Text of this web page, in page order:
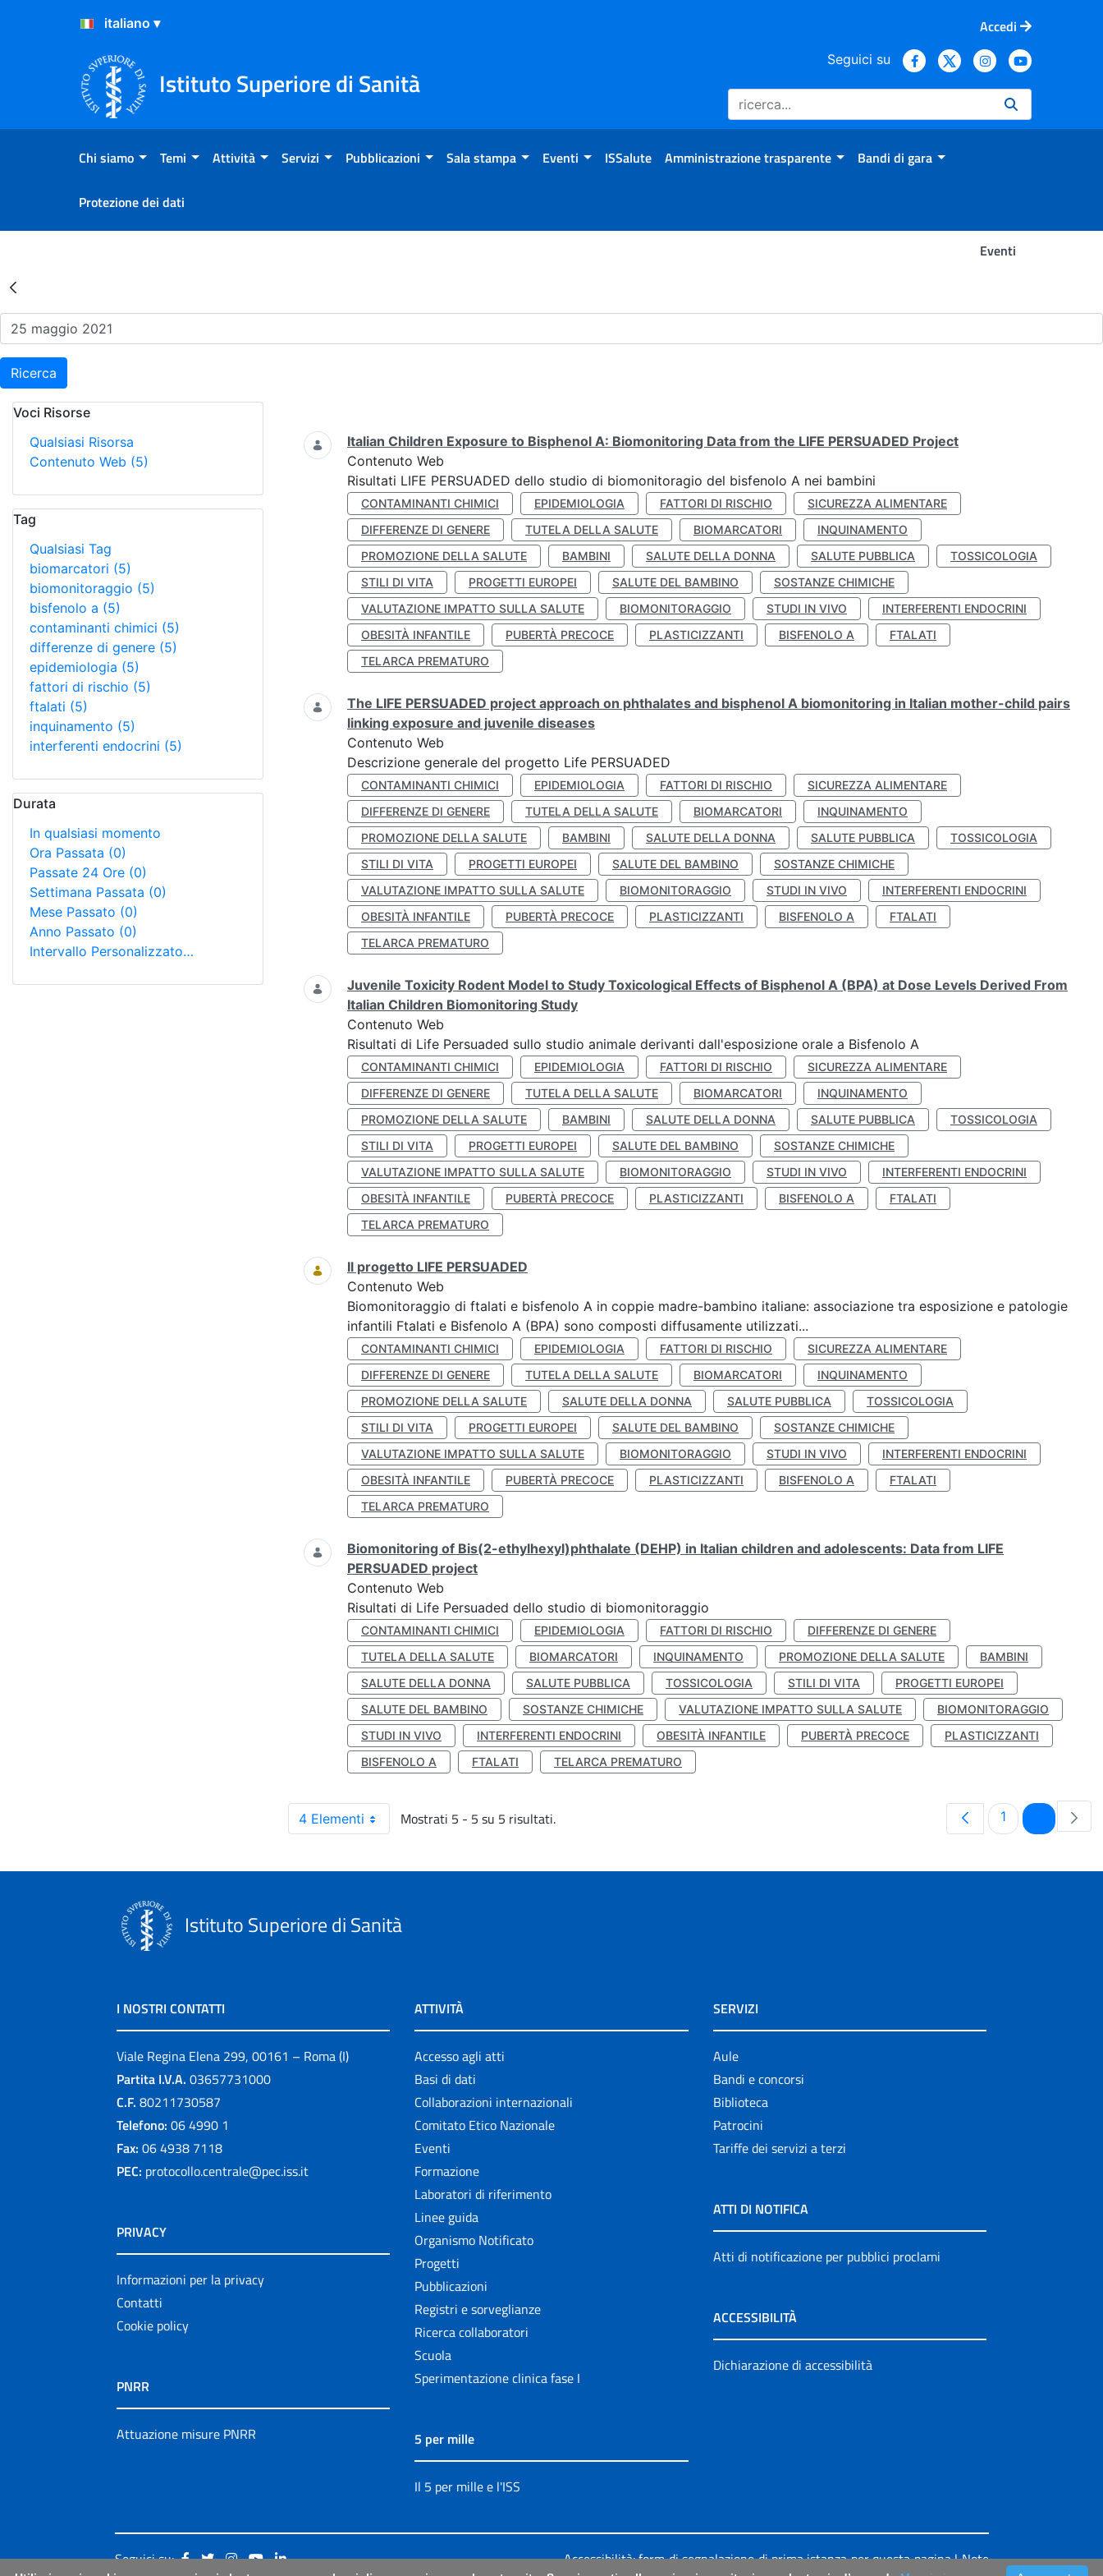
Salta al Contenuto
Salta al Footer
Accedi
Istituto Superiore di Sanità
Seguici su
Chi siamo Temi Attività Servizi Pubblicazioni Sala stampa Eventi ISSalute Amministrazione trasparente Bandi di gara
Protezione dei dati
Eventi
Risultati della Ricerca - Eventi
Ricerca
Voci Risorse
Qualsiasi Risorsa
Contenuto Web (5)
Tag
Qualsiasi Tag
biomarcatori (5)
biomonitoraggio (5)
bisfenolo a (5)
contaminanti chimici (5)
differenze di genere (5)
epidemiologia (5)
fattori di rischio (5)
ftalati (5)
inquinamento (5)
interferenti endocrini (5)
Durata
In qualsiasi momento
Ora Passata (0)
Passate 24 Ore (0)
Settimana Passata (0)
Mese Passato (0)
Anno Passato (0)
Intervallo Personalizzato…
Ricerca
Italian Children Exposure to Bisphenol A: Biomonitoring Data from the LIFE PERSUADED Project
Contenuto Web
Risultati LIFE PERSUADED dello studio di biomonitoragio del bisfenolo A nei bambini
CONTAMINANTI CHIMICI EPIDEMIOLOGIA FATTORI DI RISCHIO
SICUREZZA ALIMENTARE
DIFFERENZE DI GENERE
TUTELA DELLA SALUTE BIOMARCATORI
INQUINAMENTO
PROMOZIONE DELLA SALUTE
BAMBINI SALUTE DELLA DONNA SALUTE PUBBLICA
TOSSICOLOGIA
STILI DI VITA
PROGETTI EUROPEI SALUTE DEL BAMBINO
SOSTANZE CHIMICHE
VALUTAZIONE IMPATTO SULLA SALUTE
BIOMONITORAGGIO STUDI IN VIVO
INTERFERENTI ENDOCRINI
OBESITÀ INFANTILE
PUBERTÀ PRECOCE PLASTICIZZANTI BISFENOLO A
FTALATI
TELARCA PREMATURO
The LIFE PERSUADED project approach on phthalates and bisphenol A biomonitoring in Italian mother-child pairs
linking exposure and juvenile diseases
Contenuto Web
Descrizione generale del progetto Life PERSUADED
CONTAMINANTI CHIMICI EPIDEMIOLOGIA FATTORI DI RISCHIO
SICUREZZA ALIMENTARE
DIFFERENZE DI GENERE
TUTELA DELLA SALUTE BIOMARCATORI
INQUINAMENTO
PROMOZIONE DELLA SALUTE
BAMBINI SALUTE DELLA DONNA SALUTE PUBBLICA
TOSSICOLOGIA
STILI DI VITA
PROGETTI EUROPEI SALUTE DEL BAMBINO
SOSTANZE CHIMICHE
VALUTAZIONE IMPATTO SULLA SALUTE
BIOMONITORAGGIO STUDI IN VIVO
INTERFERENTI ENDOCRINI
OBESITÀ INFANTILE
PUBERTÀ PRECOCE PLASTICIZZANTI BISFENOLO A
FTALATI
TELARCA PREMATURO
Juvenile Toxicity Rodent Model to Study Toxicological Effects of Bisphenol A (BPA) at Dose Levels Derived From
Italian Children Biomonitoring Study
Contenuto Web
Risultati di Life Persuaded sullo studio animale derivanti dall'esposizione orale a Bisfenolo A
CONTAMINANTI CHIMICI EPIDEMIOLOGIA FATTORI DI RISCHIO
SICUREZZA ALIMENTARE
DIFFERENZE DI GENERE
TUTELA DELLA SALUTE BIOMARCATORI
INQUINAMENTO
PROMOZIONE DELLA SALUTE
BAMBINI SALUTE DELLA DONNA SALUTE PUBBLICA
TOSSICOLOGIA
STILI DI VITA
PROGETTI EUROPEI SALUTE DEL BAMBINO
SOSTANZE CHIMICHE
VALUTAZIONE IMPATTO SULLA SALUTE
BIOMONITORAGGIO STUDI IN VIVO
INTERFERENTI ENDOCRINI
OBESITÀ INFANTILE
PUBERTÀ PRECOCE PLASTICIZZANTI BISFENOLO A
FTALATI
TELARCA PREMATURO
Il progetto LIFE PERSUADED
Contenuto Web
Biomonitoraggio di ftalati e bisfenolo A in coppie madre-bambino italiane: associazione tra esposizione e patologie
infantili Ftalati e Bisfenolo A (BPA) sono composti diffusamente utilizzati...
CONTAMINANTI CHIMICI EPIDEMIOLOGIA FATTORI DI RISCHIO
SICUREZZA ALIMENTARE
DIFFERENZE DI GENERE
TUTELA DELLA SALUTE BIOMARCATORI
INQUINAMENTO
PROMOZIONE DELLA SALUTE
SALUTE DELLA DONNA SALUTE PUBBLICA
TOSSICOLOGIA
STILI DI VITA
PROGETTI EUROPEI SALUTE DEL BAMBINO
SOSTANZE CHIMICHE
VALUTAZIONE IMPATTO SULLA SALUTE
BIOMONITORAGGIO STUDI IN VIVO
INTERFERENTI ENDOCRINI
OBESITÀ INFANTILE
PUBERTÀ PRECOCE PLASTICIZZANTI BISFENOLO A
FTALATI
TELARCA PREMATURO
Biomonitoring of Bis(2-ethylhexyl)phthalate (DEHP) in Italian children and adolescents: Data from LIFE
PERSUADED project
Contenuto Web
Risultati di Life Persuaded dello studio di biomonitoraggio
CONTAMINANTI CHIMICI EPIDEMIOLOGIA FATTORI DI RISCHIO
DIFFERENZE DI GENERE
TUTELA DELLA SALUTE
BIOMARCATORI INQUINAMENTO PROMOZIONE DELLA SALUTE
BAMBINI
SALUTE DELLA DONNA
SALUTE PUBBLICA TOSSICOLOGIA STILI DI VITA
PROGETTI EUROPEI
SALUTE DEL BAMBINO
SOSTANZE CHIMICHE VALUTAZIONE IMPATTO SULLA SALUTE
BIOMONITORAGGIO
STUDI IN VIVO
INTERFERENTI ENDOCRINI OBESITÀ INFANTILE PUBERTÀ PRECOCE
PLASTICIZZANTI
BISFENOLO A
FTALATI TELARCA PREMATURO
4 Elementi Mostrati 5 - 5 su 5 risultati. Pagina
1 Pagina
Istituto Superiore di Sanità
I NOSTRI CONTATTI
Viale Regina Elena 299, 00161 – Roma (I)
Partita I.V.A. 03657731000
C.F. 80211730587
Telefono: 06 4990 1
Fax: 06 4938 7118
PEC: protocollo.centrale@pec.iss.it
PRIVACY
Informazioni per la privacy
Contatti
Cookie policy
PNRR
Attuazione misure PNRR
ATTIVITÀ
Accesso agli atti
Basi di dati
Collaborazioni internazionali
Comitato Etico Nazionale
Eventi
Formazione
Laboratori di riferimento
Linee guida
Organismo Notificato
Progetti
Pubblicazioni
Registri e sorveglianze
Ricerca collaboratori
Scuola
Sperimentazione clinica fase I
5 per mille
Il 5 per mille e l'ISS
SERVIZI
Aule
Bandi e concorsi
Biblioteca
Patrocini
Tariffe dei servizi a terzi
ATTI DI NOTIFICA
Atti di notificazione per pubblici proclami
ACCESSIBILITÀ
Dichiarazione di accessibilità
Seguici su: Accessibilità: form di segnalazione di prima istanza per questa pagina|Note